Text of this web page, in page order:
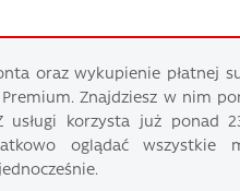
oraz wykupienie płatnej
Znajdziesz w nim
usługi korzysta już ponad
oglądać